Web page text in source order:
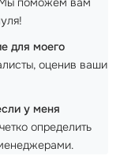
для моего
оценив ваши
у меня
определить